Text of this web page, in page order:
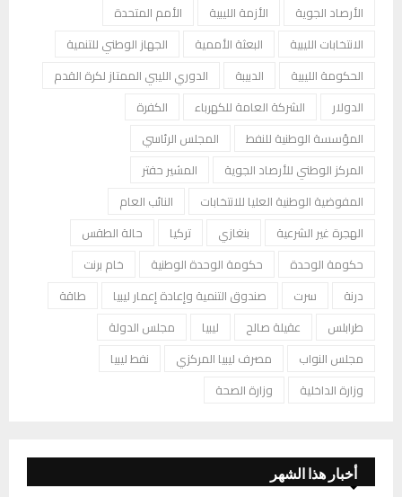
الأرصاد الجوية
الأزمة الليبية
الأمم المتحدة
الانتخابات الليبية
البعثة الأممية
الجهاز الوطني للتنمية
الحكومة الليبية
الدبيبة
الدوري الليبي الممتاز لكرة القدم
الدولار
الشركة العامة للكهرباء
الكفرة
المؤسسة الوطنية للنفط
المجلس الرئاسي
المركز الوطني للأرصاد الجوية
المشير حفتر
المفوضية الوطنية العليا للانتخابات
النائب العام
الهجرة غير الشرعية
بنغازي تركيا
حالة الطقس
حكومة الوحدة
حكومة الوحدة الوطنية
خام برنت
درنة
سرت صندوق التنمية وإعادة إعمار ليبيا
طاقة
طرابلس
عقيلة صالح ليبيا
مجلس الدولة
مجلس النواب
مصرف ليبيا المركزي
نفط ليبيا
وزارة الداخلية
وزارة الصحة
أخبار هذا الشهر